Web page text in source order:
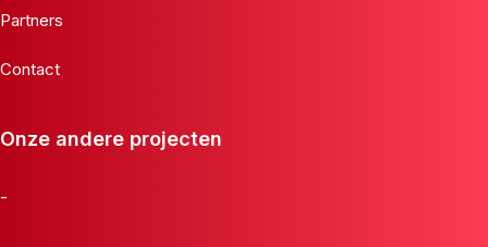
Partners
Contact
Onze andere projecten
-